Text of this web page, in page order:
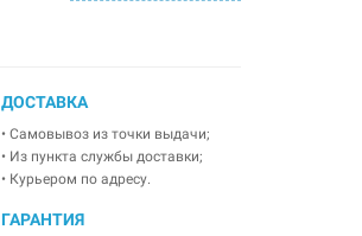
ДОСТАВКА
• Самовывоз из точки выдачи;
• Из пункта службы доставки;
• Курьером по адресу.
ГАРАНТИЯ